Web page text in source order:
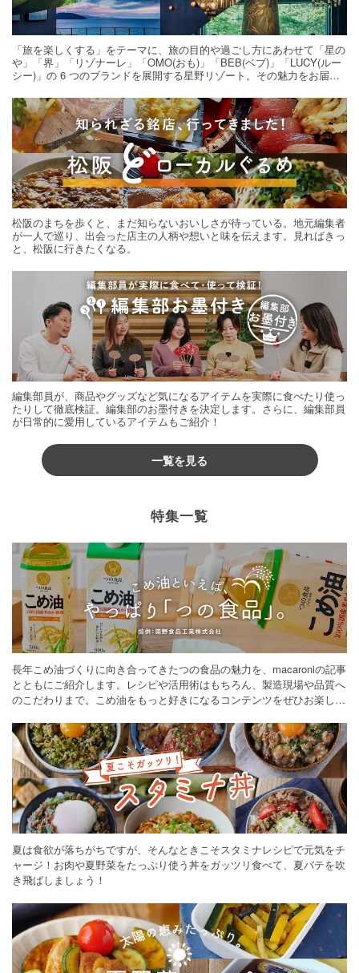
「旅を楽しくする」をテーマに、旅の目的や過ごし方にあわせて「星の
や」「界」「リゾナーレ」「OMO(おも)」「BEB(ベブ)」「LUCY(ルー
シー)」の 6 つのブランドを展開する星野リゾート。その魅力をお届け
松阪のまちを歩くと、まだ知らないおいしさが待っている。地元編集者
が一人で巡り、出会った店主の人柄や想いと味を伝えます。見ればきっ
と、松阪に行きたくなる。
編集部員が、商品やグッズなど気になるアイテムを実際に食べたり使っ
たりして徹底検証。編集部のお墨付きを決定します。さらに、編集部員
が日常的に愛用しているアイテムもご紹介！
一覧を見る
特集一覧
長年こめ油づくりに向き合ってきたつの食品の魅力を、macaroniの記事
とともにご紹介します。レシピや活用術はもちろん、製造現場や品質へ
のこだわりまで。こめ油をもっと好きになるコンテンツをぜひお楽しみ
夏は食欲が落ちがちですが、そんなときこそスタミナレシピで元気をチ
ャージ！お肉や夏野菜をたっぷり使う丼をガッツリ食べて、夏バテを吹
き飛ばしましょう！